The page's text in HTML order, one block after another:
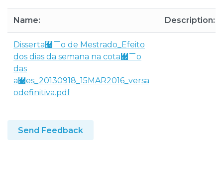
Name: Description:
Disserta￧￣o de Mestrado_Efeito
dos dias da semana na cota￧￣o
das
a￧￵es_20130918_15MAR2016_versa
odefinitiva.pdf
Send Feedback